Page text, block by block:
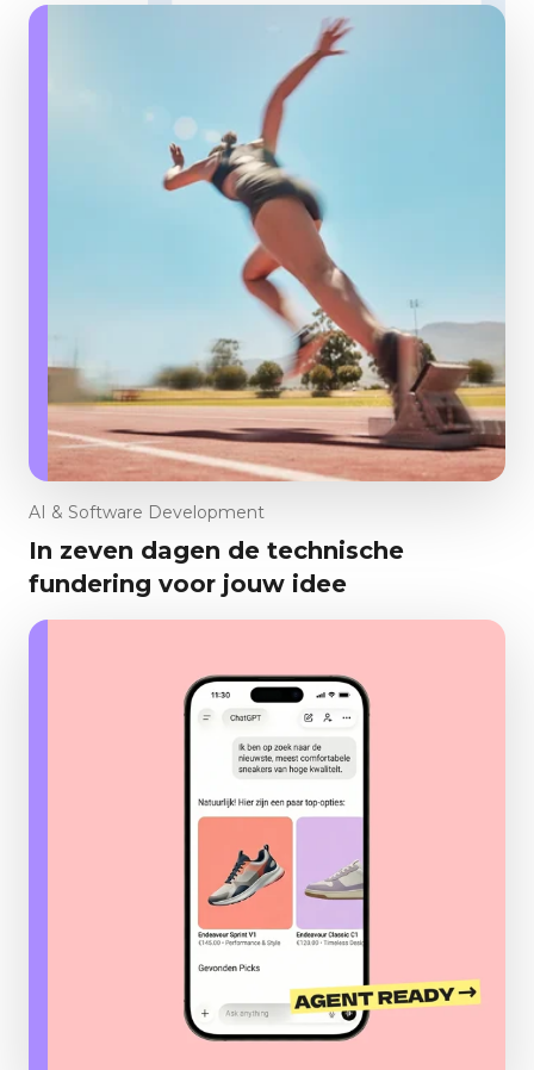
AI & Software Development
In zeven dagen de technische
fundering voor jouw idee